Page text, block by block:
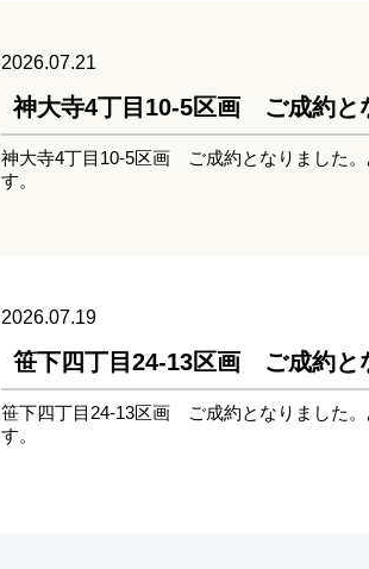
2026.07.21
神大寺4丁目10-5区画 ご成約と
神大寺4丁目10-5区画 ご成約となりました。
す。
2026.07.19
笹下四丁目24-13区画 ご成約と
笹下四丁目24-13区画 ご成約となりました。
す。